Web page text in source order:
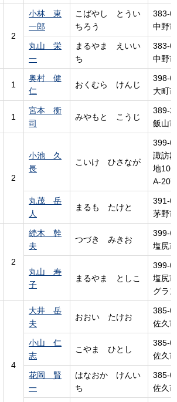
2
小林 東
一郎
こばやし と うい
ちろう
383-
中野
丸山 栄
一
まるやま え いい
ち
383-
中野
1
奥村 健
仁
おくむら けんじ
398-
大町
1
宮本 衡
司
みやもと こ うじ
389-
飯山
2
小池 久
長
こいけ ひさなが
399-
諏訪
地
A-207
丸茂 岳
人
まるも たけと
391-
茅野
2
続木 幹
夫
つづき みきお
399-
塩尻
丸山 寿
子
まるやま としこ
399-
塩尻
グラ
4
大井 岳
夫
おおい たけお
385-
佐久
小山 仁
志
こやま ひとし
385-
佐久
花岡 賢
一
はなおか けんい
ち
385-
佐久